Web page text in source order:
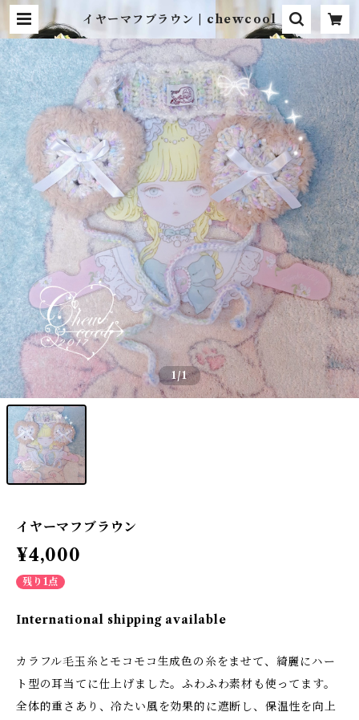
イヤーマフブラウン | chewcool
1/1
イヤーマフブラウン
¥4,000
残り1点
International shipping available
カラフル毛玉糸とモコモコ生成色の糸をませて、綺麗にハー
ト型の耳当てに仕上げました。ふわふわ素材も使ってます。
全体的重さあり、冷たい風を効果的に遮断し、保温性を向上